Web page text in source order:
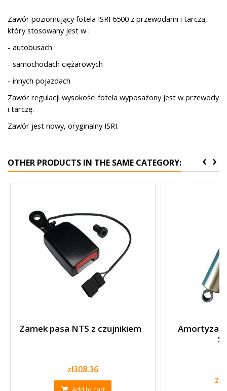
Zawór poziomujący fotela ISRI 6500 z przewodami i tarczą,
który stosowany jest w :
- autobusach
- samochodach ciężarowych
- innych pojazdach
Zawór regulacji wysokości fotela wyposażony jest w przewody
i tarczę.
Zawór jest nowy, oryginalny ISRI.
OTHER PRODUCTS IN THE SAME CATEGORY: ‹ ›
Zamek pasa NTS z czujnikiem
Price
zł308.36